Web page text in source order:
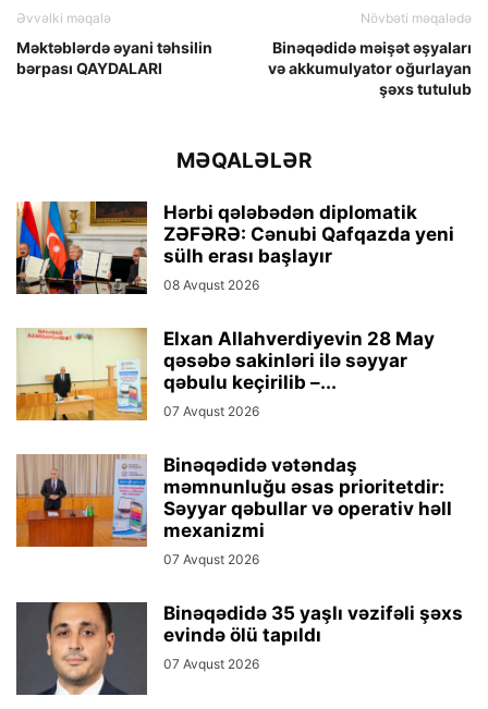
Əvvəlki məqalə
Məktəblərdə əyani təhsilin
bərpası QAYDALARI
Növbəti məqalədə
Binəqədidə məişət əşyaları
və akkumulyator oğurlayan
şəxs tutulub
MƏQALƏLƏR
Hərbi qələbədən diplomatik
ZƏFƏRƏ: Cənubi Qafqazda yeni
sülh erası başlayır
08 Avqust 2026
Elxan Allahverdiyevin 28 May
qəsəbə sakinləri ilə səyyar
qəbulu keçirilib –...
07 Avqust 2026
Binəqədidə vətəndaş
məmnunluğu əsas prioritetdir:
Səyyar qəbullar və operativ həll
mexanizmi
07 Avqust 2026
Binəqədidə 35 yaşlı vəzifəli şəxs
evində ölü tapıldı
07 Avqust 2026